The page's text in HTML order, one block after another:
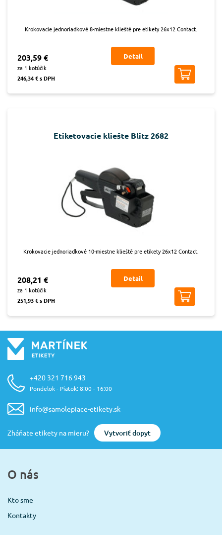
Krokovacie jednoriadkové 8-miestne klieště pre etikety 26x12 Contact.
203,59 €
za 1 kotúčik
246,34 € s DPH
Detail
Etiketovacie kliešte Blitz 2682
Krokovacie jednoriadkové 10-miestne klieště pre etikety 26x12 Contact.
208,21 €
za 1 kotúčik
251,93 € s DPH
Detail
+420 321 716 943
Pondelok - Piatok: 8:00 - 16:00
info@samolepiace-etikety.sk
Zháňate etikety na mieru? Vytvoriť dopyt
O nás
Kto sme
Kontakty